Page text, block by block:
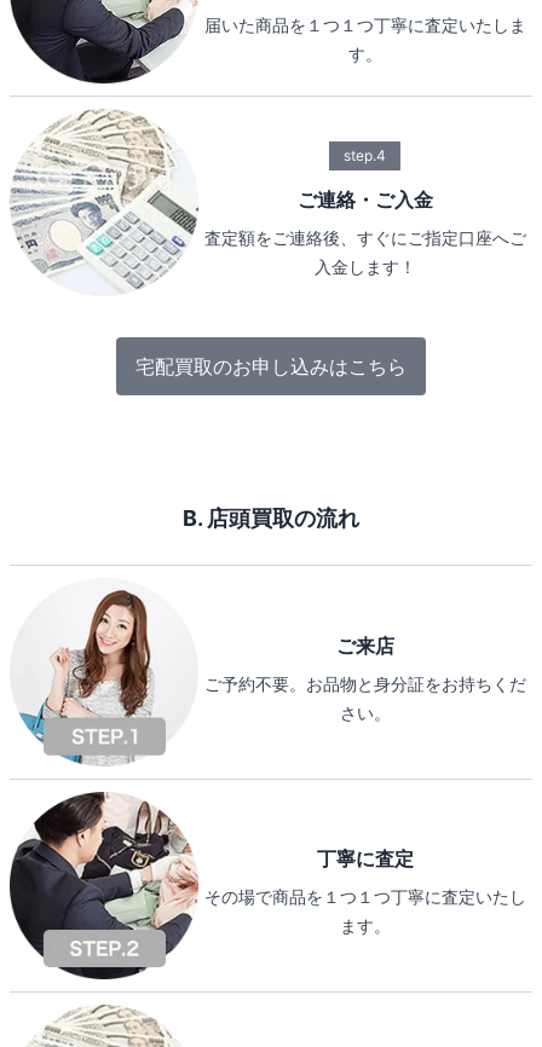
届いた商品を１つ１つ丁寧に査定いたしま
す。
step.4
ご連絡・ご入金
査定額をご連絡後、すぐにご指定口座へご
入金します！
宅配買取のお申し込みはこちら
B. 店頭買取の流れ
ご来店
ご予約不要。お品物と身分証をお持ちくだ
さい。
丁寧に査定
その場で商品を１つ１つ丁寧に査定いたし
ます。